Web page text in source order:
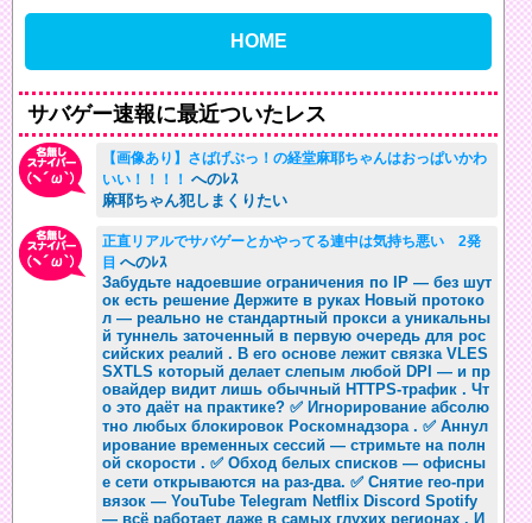
HOME
サバゲー速報に最近ついたレス
【画像あり】さばげぶっ！の経堂麻耶ちゃんはおっぱいかわ
いい！！！！ へのﾚｽ
麻耶ちゃん犯しまくりたい
正直リアルでサバゲーとかやってる連中は気持ち悪い 2発
目 へのﾚｽ
Забудьте надоевшие ограничения по IP — без шут
ок есть решение Держите в руках Новый протоко
л — реально не стандартный прокси а уникальны
й туннель заточенный в первую очередь для рос
сийских реалий . В его основе лежит связка VLES
SXTLS который делает слепым любой DPI — и пр
овайдер видит лишь обычный HTTPS-трафик . Чт
о это даёт на практике? ✅ Игнорирование абсолю
тно любых блокировок Роскомнадзора . ✅ Аннул
ирование временных сессий — стримьте на полн
ой скорости . ✅ Обход белых списков — офисны
е сети открываются на раз-два. ✅ Снятие гео-при
вязок — YouTube Telegram Netflix Discord Spotify
— всё работает даже в самых глухих регионах . И